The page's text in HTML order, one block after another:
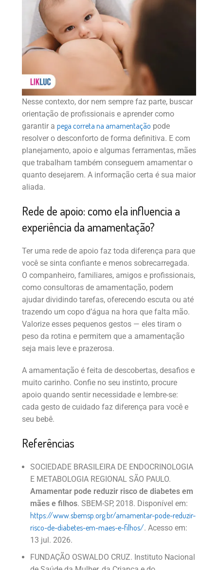
Nesse contexto, dor nem sempre faz parte, buscar
orientação de profissionais e aprender como
garantir a pega correta na amamentação pode
resolver o desconforto de forma definitiva. E com
planejamento, apoio e algumas ferramentas, mães
que trabalham também conseguem amamentar o
quanto desejarem. A informação certa é sua maior
aliada.
Rede de apoio: como ela influencia a
experiência da amamentação?
Ter uma rede de apoio faz toda diferença para que
você se sinta confiante e menos sobrecarregada.
O companheiro, familiares, amigos e profissionais,
como consultoras de amamentação, podem
ajudar dividindo tarefas, oferecendo escuta ou até
trazendo um copo d’água na hora que falta mão.
Valorize esses pequenos gestos — eles tiram o
peso da rotina e permitem que a amamentação
seja mais leve e prazerosa.
A amamentação é feita de descobertas, desafios e
muito carinho. Confie no seu instinto, procure
apoio quando sentir necessidade e lembre-se:
cada gesto de cuidado faz diferença para você e
seu bebê.
Referências
SOCIEDADE BRASILEIRA DE ENDOCRINOLOGIA
E METABOLOGIA REGIONAL SÃO PAULO.
Amamentar pode reduzir risco de diabetes em
mães e filhos. SBEM-SP, 2018. Disponível em:
https://www.sbemsp.org.br/amamentar-pode-reduzir-
risco-de-diabetes-em-maes-e-filhos/. Acesso em:
13 jul. 2026.
FUNDAÇÃO OSWALDO CRUZ. Instituto Nacional